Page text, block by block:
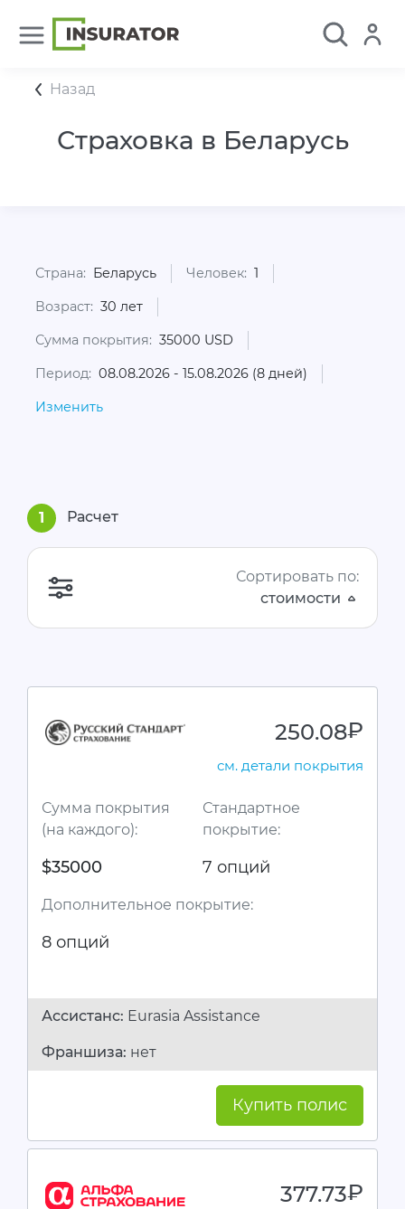
Назад
Страховка в Беларусь
Страна: Беларусь Человек: 1
Возраст: 30 лет
Сумма покрытия: 35000 USD
Период: 08.08.2026 - 15.08.2026 (8 дней)
Изменить
1 Расчет
Сортировать по:
стоимости
250.08руб.
см. детали покрытия
Сумма покрытия
(на каждого):
$35000
Стандартное
покрытие:
7 опций
Дополнительное покрытие:
8 опций
Ассистанc: Eurasia Assistance
Франшиза: нет
Купить полис
377.73руб.